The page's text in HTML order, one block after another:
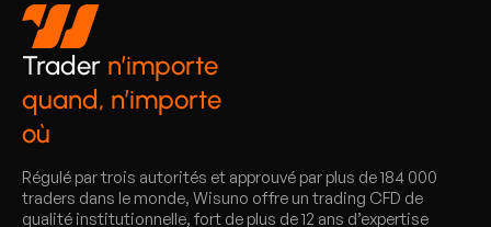
Trader n’importe
quand, n’importe
où
Régulé par trois autorités et approuvé par plus de 184 000
traders dans le monde, Wisuno offre un trading CFD de
qualité institutionnelle, fort de plus de 12 ans d’expertise